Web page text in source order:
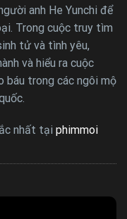
anh He Yunchi để
Trong cuộc truy tìm
tử và tình yêu,
và hiểu ra cuộc
báu trong các ngôi mộ
nhất tại phimmoi